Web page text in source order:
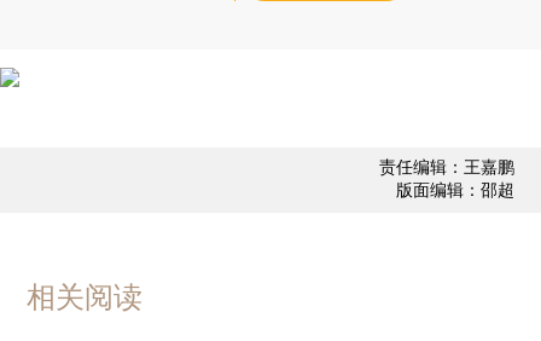
责任编辑：王嘉鹏
版面编辑：邵超
相关阅读